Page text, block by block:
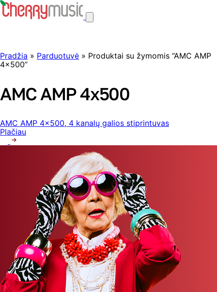
Pradžia » Parduotuvė » Produktai su žymomis “AMC AMP
4x500”
AMC AMP 4x500
AMC AMP 4×500, 4 kanalų galios stiprintuvas
Plačiau